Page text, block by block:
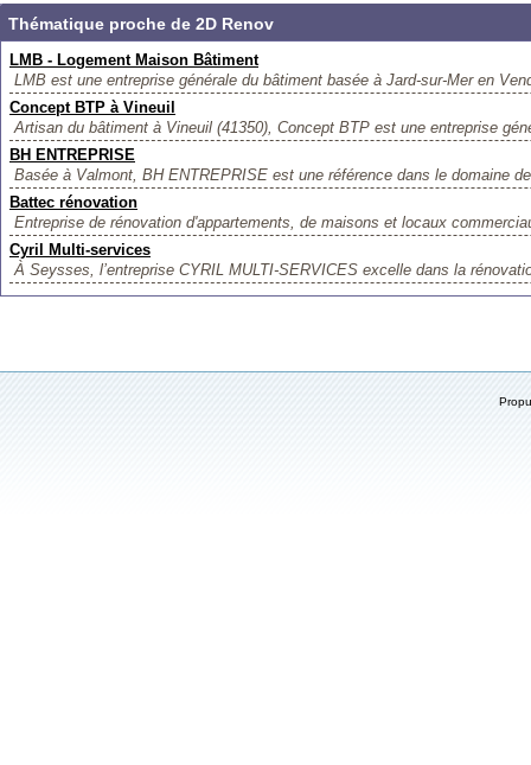
Thématique proche de 2D Renov
LMB - Logement Maison Bâtiment
LMB est une entreprise générale du bâtiment basée à Jard-sur-Mer en
Concept BTP à Vineuil
Artisan du bâtiment à Vineuil (41350), Concept BTP est une entreprise
BH ENTREPRISE
Basée à Valmont, BH ENTREPRISE est une référence dans le domaine
Battec rénovation
Entreprise de rénovation d'appartements, de maisons et locaux
Cyril Multi-services
À Seysses, l’entreprise CYRIL MULTI-SERVICES excelle dans la